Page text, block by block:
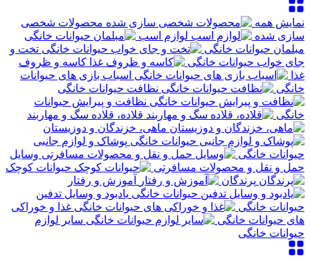
نمایش همه
محصولات شخصی
سازی شده
لوازم اسب
مبلمان حیوانات خانگی
تخت و
جای خواب حیوانات خانگی
کاسه و ظروف
غذا
اسباب بازی های حیوانات
خانگی
نظافت حیوانات خانگی
نظافت و پیرایش حیوانات
خانگی
قلاده، قلاده سگ و مهاربند
ماهی، خزندگان و دوزیستان
پوشاک و لوازم جانبی
حیوانات خانگی
وسایل
حمل و نقل و محصولات مسافرتی
حیوانات کوچک
پرندگان
آموزش و رفتار
یادبود و وسایل تدفین
حیوانات خانگی
غذا و خوراکی
های حیوانات خانگی
سایر لوازم
حیوانات خانگی